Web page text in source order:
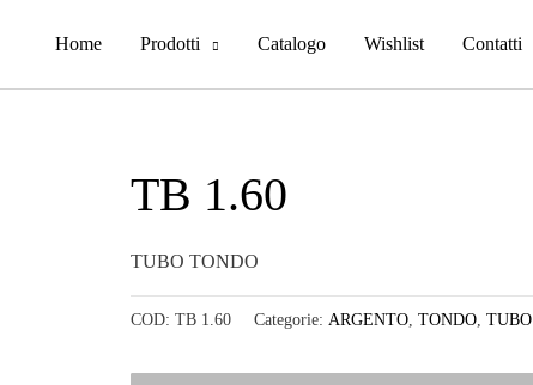
Home Prodotti Catalogo Wishlist Contatti
TB 1.60
TUBO TONDO
COD: TB 1.60 Categorie: ARGENTO, TONDO, TUBO